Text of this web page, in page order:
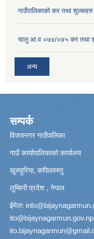
गाउँपालिकाको कर तथा
चालु आ.व ०७४/०७५ कर तथा
अन्य
सम्पर्क
विजयनगर गाउँपालिका
गाउँ कार्यापालिकाको कार्यालय
खुरुहुरिया, कपिलवस्तु
लुम्बिनी प्रदेश , नेपाल
ईमेल:
ito@bijaynagarmun.gov.np